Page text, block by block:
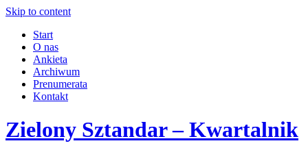
Skip to content
Start
O nas
Ankieta
Archiwum
Prenumerata
Kontakt
Zielony Sztandar – Kwartalnik